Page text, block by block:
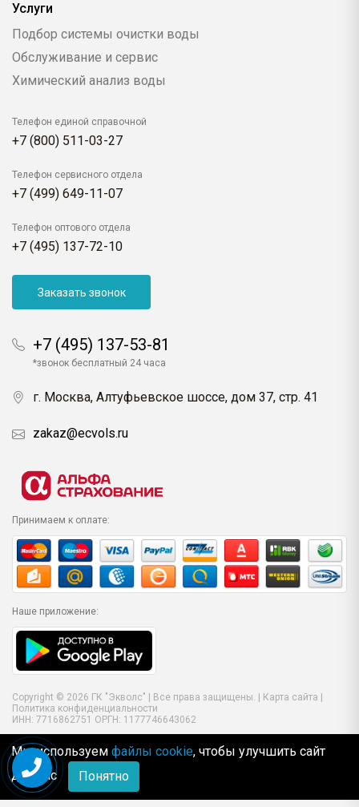
Услуги
Подбор системы очистки воды
Обслуживание и сервис
Химический анализ воды
Телефон единой справочной
+7 (800) 511-03-27
Телефон сервисного отдела
+7 (499) 649-11-07
Телефон оптового отдела
+7 (495) 137-72-10
Заказать звонок
+7 (495) 137-53-81
*звонок бесплатный 24 часа
г. Москва, Алтуфьевское шоссе, дом 37, стр. 41
zakaz@ecvols.ru
Принимаем к оплате:
Наше приложение:
Copyright © 2026 ГК "Экволс" | Все права защищены. | Карта сайта
Политика конфиденциальности
ИНН: 7716862751 ОРГН: 1177746643062
Мы используем файлы cookie, чтобы улучшить сайт
для Вас
Понятно